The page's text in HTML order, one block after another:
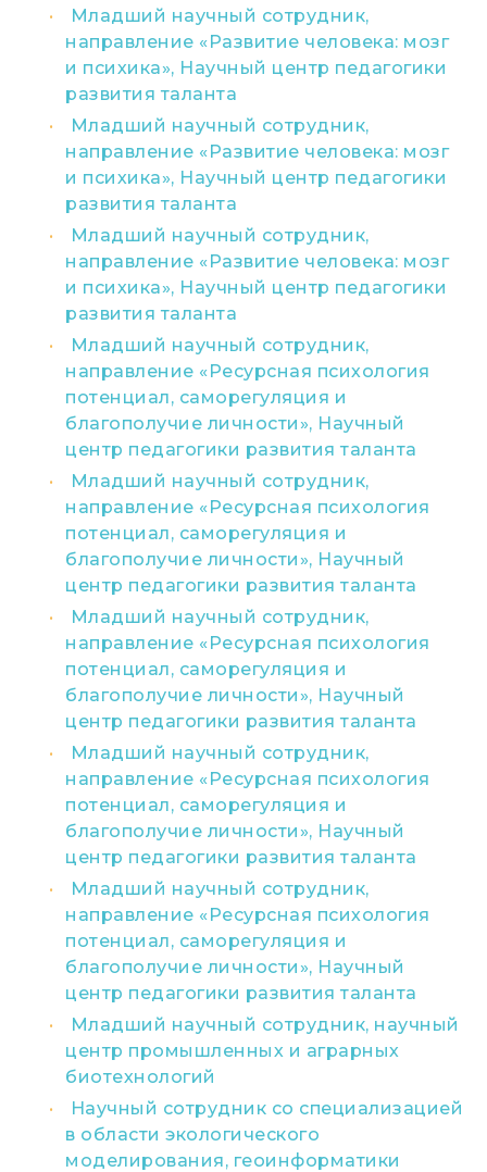
Младший научный сотрудник,
направление «Развитие человека: мозг
и психика», Научный центр педагогики
развития таланта
Младший научный сотрудник,
направление «Развитие человека: мозг
и психика», Научный центр педагогики
развития таланта
Младший научный сотрудник,
направление «Развитие человека: мозг
и психика», Научный центр педагогики
развития таланта
Младший научный сотрудник,
направление «Ресурсная психология
потенциал, саморегуляция и
благополучие личности», Научный
центр педагогики развития таланта
Младший научный сотрудник,
направление «Ресурсная психология
потенциал, саморегуляция и
благополучие личности», Научный
центр педагогики развития таланта
Младший научный сотрудник,
направление «Ресурсная психология
потенциал, саморегуляция и
благополучие личности», Научный
центр педагогики развития таланта
Младший научный сотрудник,
направление «Ресурсная психология
потенциал, саморегуляция и
благополучие личности», Научный
центр педагогики развития таланта
Младший научный сотрудник,
направление «Ресурсная психология
потенциал, саморегуляция и
благополучие личности», Научный
центр педагогики развития таланта
Младший научный сотрудник, научный
центр промышленных и аграрных
биотехнологий
Научный сотрудник со специализацией
в области экологического
моделирования, геоинформатики